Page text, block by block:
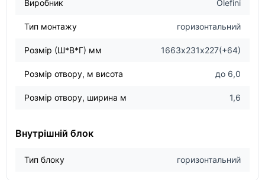
Виробник Olefini
Тип монтажу горизонтальний
Розмір (Ш*В*Г) мм 1663х231х227(+64)
Розмір отвору, м висота до 6,0
Розмір отвору, ширина м 1,6
Внутрішній блок
Тип блоку горизонтальний